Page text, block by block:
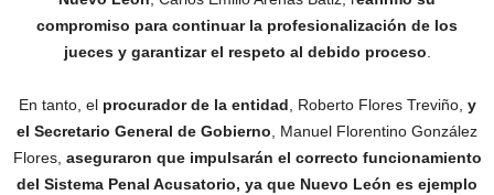
compromiso para continuar la profesionalización de los
jueces y garantizar el respeto al debido proceso
En tanto, el procurador de la entidad , Roberto Flores Treviño, y
el Secretario General de Gobierno , Manuel Florentino González
Flores, aseguraron que impulsarán el correcto funcionamiento
del Sistema Penal Acusatorio, ya que Nuevo León es ejemplo